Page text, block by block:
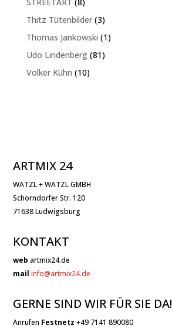
Produkte
Thitz Tütenbilder 33
Produkte
Thomas Jankowski 11
Udo Lindenberg 8181
Volker Kühn 1010
ARTMIX 24
WATZL + WATZL GMBH
Schorndorfer Str. 120
71638 Ludwigsburg
KONTAKT
web artmix24.de
mail info@artmix24.de
GERNE SIND WIR FÜR SIE DA!
Anrufen Festnetz +49 7141 890080